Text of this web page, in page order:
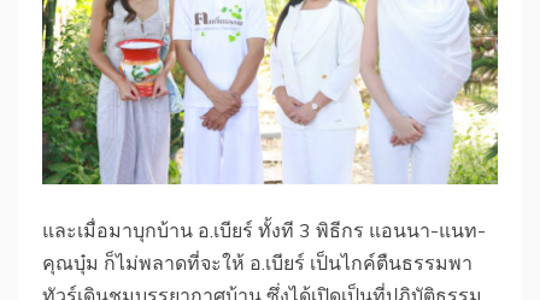
และเมื่อมาบุกบ้าน อ.เบียร์ ทั้งที 3 พิธีกร แอนนา-แนท-
คุณบุ๋ม ก็ไม่พลาดที่จะให้ อ.เบียร์ เป็นไกค์ตืนธรรมพา